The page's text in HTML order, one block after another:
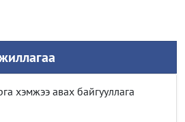
хэмжээ авах байгууллага